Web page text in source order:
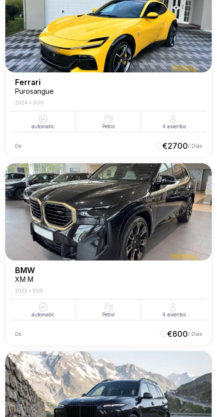
Ferrari
Purosangue
2024 • SUV
automatic Petrol 4 asientos
De €2700/ Días
BMW
XM M
2023 • SUV
automatic Petrol 4 asientos
De €600/ Días